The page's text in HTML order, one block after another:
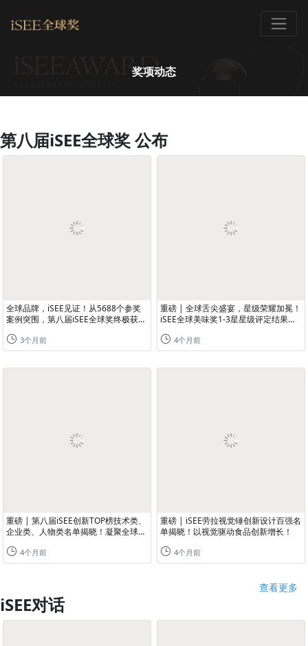
奖项动态
第八届iSEE全球奖 公布
全球品牌，iSEE见证！从5688个参奖
案例突围，第八届iSEE全球奖终极获奖
3个月前
重磅 | 全球舌尖盛宴，星级荣耀加冕！
iSEE全球美味奖1-3星星级评定结果公
4个月前
重磅 | 第八届iSEE创新TOP榜技术类、
企业类、人物类名单揭晓！凝聚全球力
4个月前
重磅 | iSEE劳拉视觉锤创新设计百强名
单揭晓！以视觉驱动食品创新增长！
4个月前
查看更多
iSEE对话